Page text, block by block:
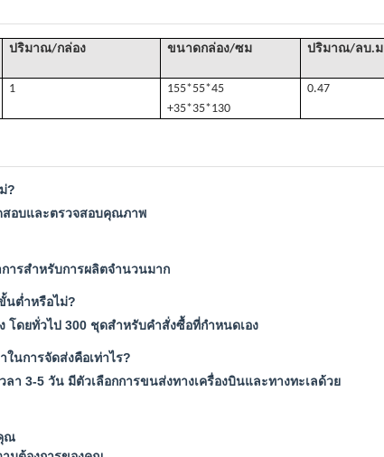
ปริมาณ/กล่อง ขนาดกล่อง/ซม ปริมาณ/ลบ.ม
1
155*55*45
+35*35*130
0.47
?
สอบและตรวจสอบคุณภาพ
ารสำหรับการผลิตจำนวนมาก
ต่ำหรือไม่?
ดยทั่วไป 300 ชุดสำหรับคำสั่งซื้อที่กำหนดเอง
นการจัดส่งคือเท่าไร?
ลา 3-5 วัน มีตัวเลือกการขนส่งทางเครื่องบินและทางทะเลด้วย
ณ